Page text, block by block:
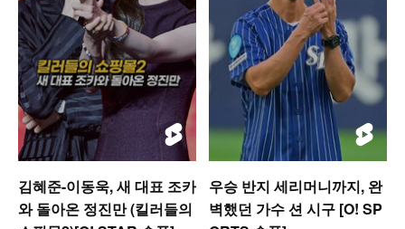
김혜준-이동욱, 새 대표 조카
와 돌아온 정진만 (킬러들의
우승 반지 세리머니까지, 완
벽했던 가수 션 시구 [O! SP